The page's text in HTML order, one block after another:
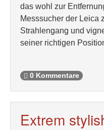
das wohl zur
Messsucher der Leica
Strahlengang und
seiner richtigen
0 Kommentare
Extrem